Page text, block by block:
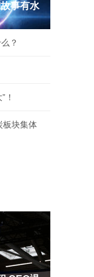
事有水
？
！
板块集体